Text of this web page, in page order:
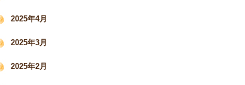
2025年4月
2025年3月
2025年2月